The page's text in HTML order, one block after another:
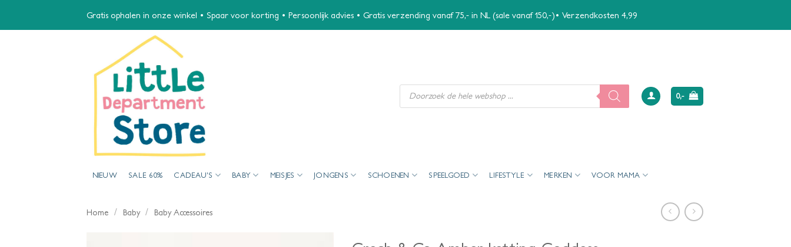
Gratis ophalen in onze winkel • Spaar voor korting • Persoonlijk advies • Gratis verzending vanaf 75,- in NL (sale vanaf 150,-)• Verzendkosten 4,99
Producten
zoeken
0,-
NIEUW SALE 60% CADEAU’S BABY MEISJES JONGENS SCHOENEN SPEELGOED LIFESTYLE MERKEN VOOR MAMA
Home / Baby / Baby Accessoires